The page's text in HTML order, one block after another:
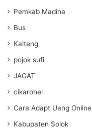
Pemkab Madina
Bus
Kalteng
pojok sufi
JAGAT
cikarohel
Cara Adapt Uang Online
Kabupaten Solok